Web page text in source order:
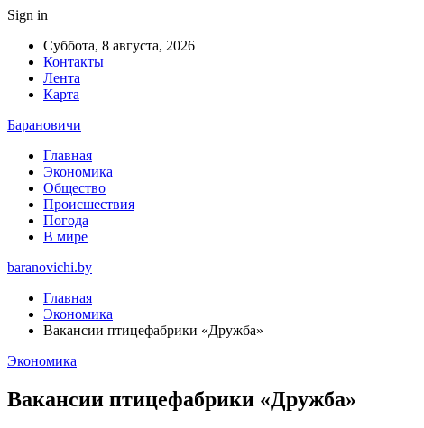
Sign in
Суббота, 8 августа, 2026
Контакты
Лента
Карта
Барановичи
Главная
Экономика
Общество
Происшествия
Погода
В мире
baranovichi.by
Главная
Экономика
Вакансии птицефабрики «Дружба»
Экономика
Вакансии птицефабрики «Дружба»